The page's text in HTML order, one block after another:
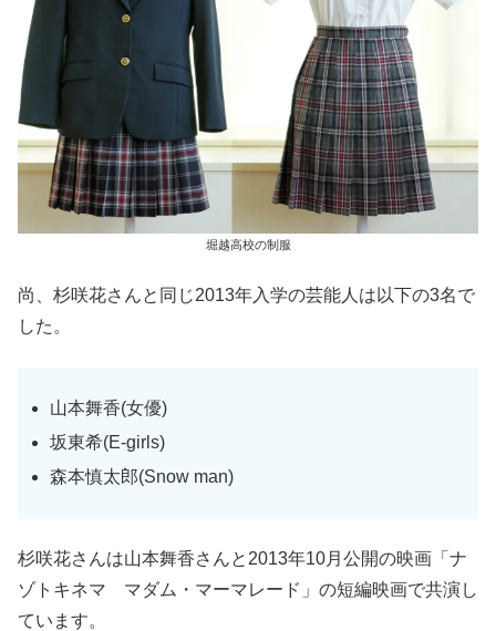
堀越高校の制服
尚、杉咲花さんと同じ2013年入学の芸能人は以下の3名で
した。
山本舞香(女優)
坂東希(E-girls)
森本慎太郎(Snow man)
杉咲花さんは山本舞香さんと2013年10月公開の映画「ナ
ゾトキネマ マダム・マーマレード」の短編映画で共演し
ています。